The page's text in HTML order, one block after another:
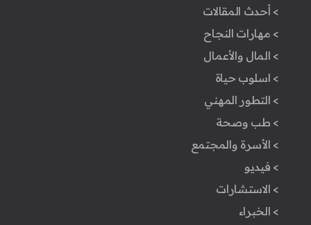
> أحدث المقالات
> مهارات النجاح
> المال والأعمال
> اسلوب حياة
> التطور المهني
> طب وصحة
> الأسرة والمجتمع
> فيديو
> الاستشارات
> الخبراء